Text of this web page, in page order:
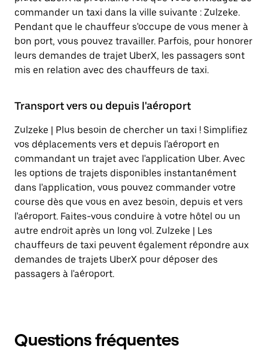
commander un taxi dans la ville suivante : Zulzeke.
Pendant que le chauffeur s'occupe de vous mener à
bon port, vous pouvez travailler. Parfois, pour honorer
leurs demandes de trajet UberX, les passagers sont
mis en relation avec des chauffeurs de taxi.
Transport vers ou depuis l'aéroport
Zulzeke | Plus besoin de chercher un taxi ! Simplifiez
vos déplacements vers et depuis l'aéroport en
commandant un trajet avec l'application Uber. Avec
les options de trajets disponibles instantanément
dans l'application, vous pouvez commander votre
course dès que vous en avez besoin, depuis et vers
l'aéroport. Faites-vous conduire à votre hôtel ou un
autre endroit après un long vol. Zulzeke | Les
chauffeurs de taxi peuvent également répondre aux
demandes de trajets UberX pour déposer des
passagers à l'aéroport.
Questions fréquentes